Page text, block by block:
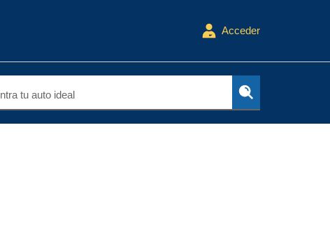
Acceder
tu auto ideal